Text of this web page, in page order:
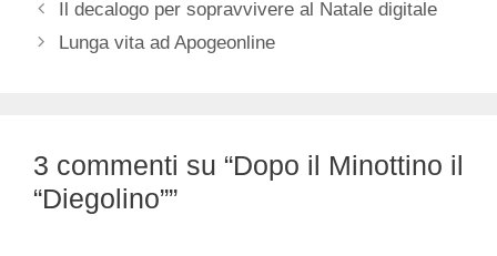
Il decalogo per sopravvivere al Natale digitale
Lunga vita ad Apogeonline
3 commenti su “Dopo il Minottino il
“Diegolino””